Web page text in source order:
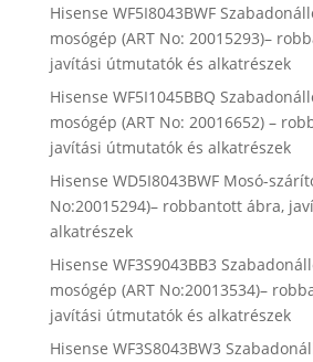
Hisense WF5I8043BWF
mosógép (ART No: 20015293)–
javítási útmutatók és alkatrészek
Hisense WF5I1045BBQ
mosógép (ART No: 20016652) –
javítási útmutatók és alkatrészek
Hisense WD5I8043BWF Mosó-
No:20015294)– robbantott ábra,
alkatrészek
Hisense WF3S9043BB3
mosógép (ART No:20013534)–
javítási útmutatók és alkatrészek
Hisense WF3S8043BW3